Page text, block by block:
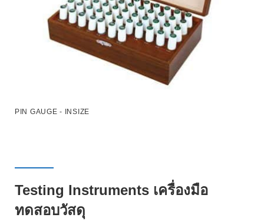
PIN GAUGE - INSIZE
Testing Instruments เครื่องมือ
ทดสอบวัสดุ